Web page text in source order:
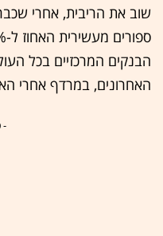
שוב את הריבית, אחרי
הבנקים המרכזיים בכל
האחרונים, במרדף אחרי
-